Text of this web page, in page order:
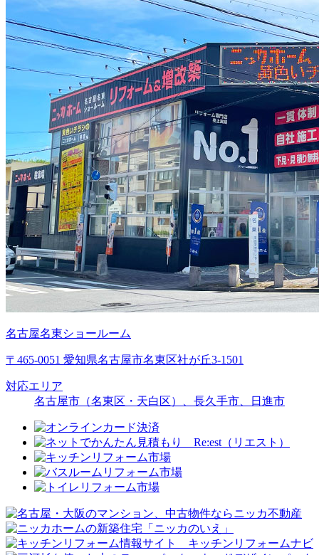
名古屋名東ショールーム
〒465-0051 愛知県名古屋市名東区社が丘3-1501
対応エリア
名古屋市（名東区・天白区）、長久手市、日進市